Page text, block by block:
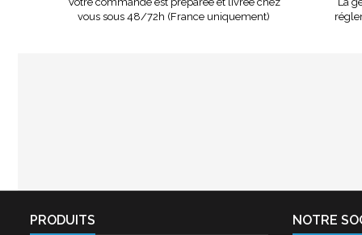
vous sous 48/72h (France uniquement)
PRODUITS NOTRE